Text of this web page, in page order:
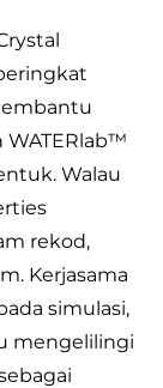
Walau
rekod,
Kerjasama
simulasi,
mengelilingi